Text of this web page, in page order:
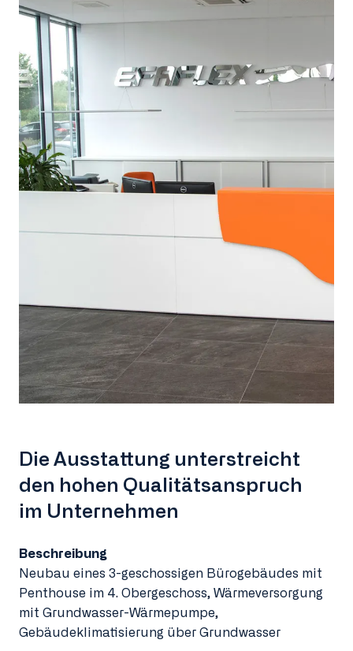
Die Ausstattung unterstreicht
den hohen Qualitätsanspruch
im Unternehmen
Beschreibung
Neubau eines 3-geschossigen Bürogebäudes mit
Penthouse im 4. Obergeschoss, Wärmeversorgung
mit Grundwasser-Wärmepumpe,
Gebäudeklimatisierung über Grundwasser